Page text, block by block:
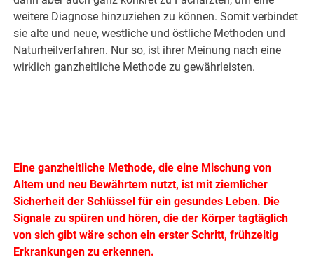
weitere Diagnose hinzuziehen zu können. Somit verbindet
sie alte und neue, westliche und östliche Methoden und
Naturheilverfahren. Nur so, ist ihrer Meinung nach eine
wirklich ganzheitliche Methode zu gewährleisten.
Eine ganzheitliche Methode, die eine Mischung von
Altem und neu Bewährtem nutzt, ist mit ziemlicher
Sicherheit der Schlüssel für ein gesundes Leben. Die
Signale zu spüren und hören, die der Körper tagtäglich
von sich gibt wäre schon ein erster Schritt, frühzeitig
Erkrankungen zu erkennen.